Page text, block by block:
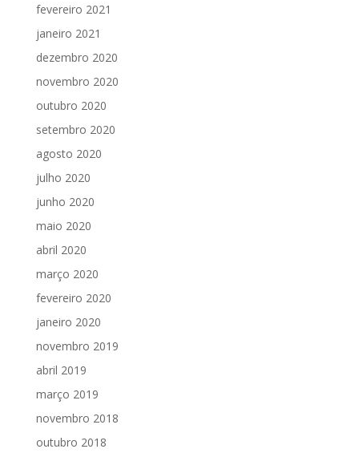
fevereiro 2021
janeiro 2021
dezembro 2020
novembro 2020
outubro 2020
setembro 2020
agosto 2020
julho 2020
junho 2020
maio 2020
abril 2020
março 2020
fevereiro 2020
janeiro 2020
novembro 2019
abril 2019
março 2019
novembro 2018
outubro 2018